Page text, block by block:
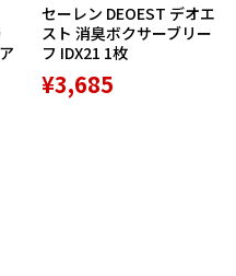
セーレン DEOEST デオエ
スト 消臭ボクサーブリー
フ IDX21 1枚
¥3,685